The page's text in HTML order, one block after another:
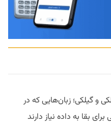
و گیلکی؛ زبان‌هایی که در
بقا به داده نیاز دارند